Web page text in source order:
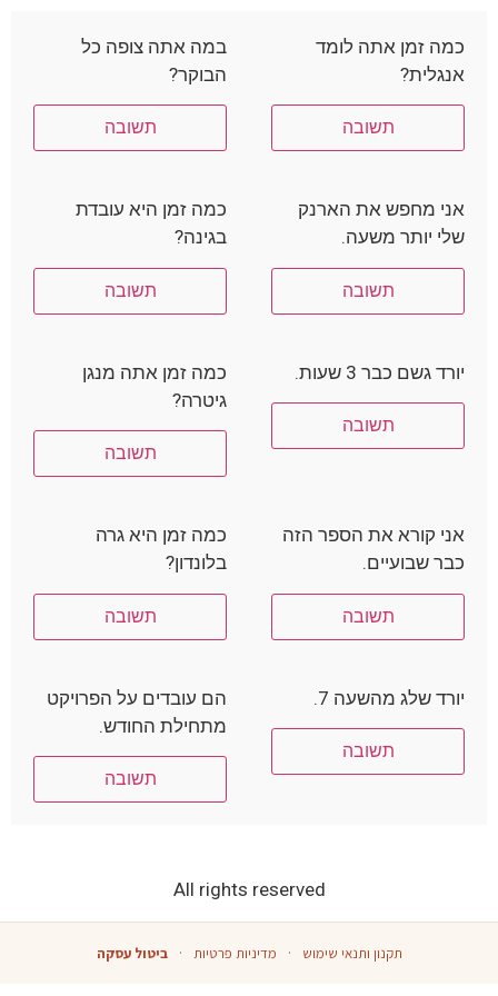
כמה זמן אתה לומד
אנגלית?
תשובה
במה אתה צופה כל
הבוקר?
תשובה
אני מחפש את הארנק
שלי יותר משעה.
תשובה
כמה זמן היא עובדת
בגינה?
תשובה
יורד גשם כבר 3 שעות.
תשובה
כמה זמן אתה מנגן
גיטרה?
תשובה
אני קורא את הספר הזה
כבר שבועיים.
תשובה
כמה זמן היא גרה
בלונדון?
תשובה
יורד שלג מהשעה 7.
תשובה
הם עובדים על הפרויקט
מתחילת החודש.
תשובה
All rights reserved
תקנון ותנאי שימוש · מדיניות פרטיות · ביטול עסקה